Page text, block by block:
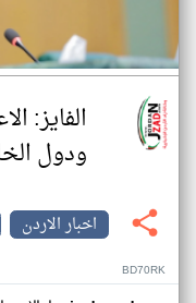
الفايز:
ودول
اخبار الاردن
BD70RK